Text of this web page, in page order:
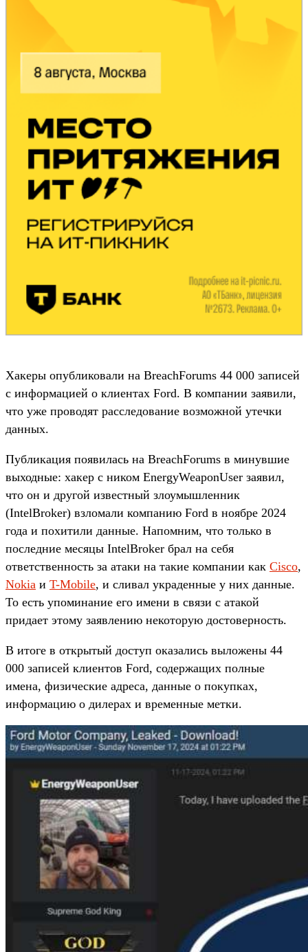
Хакеры опубликовали на BreachForums 44 000 записей
с информацией о клиентах Ford. В компании заявили,
что уже проводят расследование возможной утечки
данных.
Публикация появилась на BreachForums в минувшие
выходные: хакер с ником EnergyWeaponUser заявил,
что он и другой известный злоумышленник
(IntelBroker) взломали компанию Ford в ноябре 2024
года и похитили данные. Напомним, что только в
последние месяцы IntelBroker брал на себя
ответственность за атаки на такие компании как Cisco,
Nokia и T-Mobile, и сливал украденные у них данные.
То есть упоминание его имени в связи с атакой
придает этому заявлению некоторую достоверность.
В итоге в открытый доступ оказались выложены 44
000 записей клиентов Ford, содержащих полные
имена, физические адреса, данные о покупках,
информацию о дилерах и временные метки.